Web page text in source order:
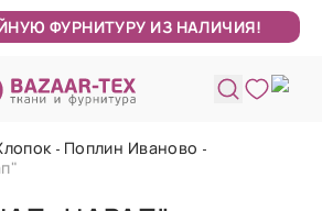
ФУРНИТУРУ ИЗ НАЛИЧИЯ!
Поплин Иваново